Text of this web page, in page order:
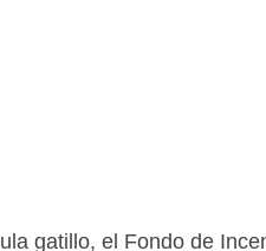
gatillo, el Fondo de